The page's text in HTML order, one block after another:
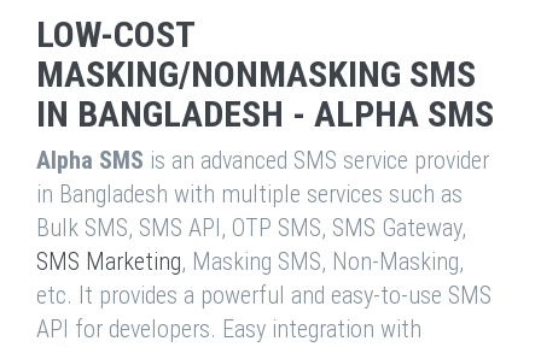
LOW-COST
MASKING/NONMASKING SMS
IN BANGLADESH - ALPHA SMS
Alpha SMS is an advanced SMS service provider
in Bangladesh with multiple services such as
Bulk SMS, SMS API, OTP SMS, SMS Gateway,
SMS Marketing, Masking SMS, Non-Masking,
etc. It provides a powerful and easy-to-use SMS
API for developers. Easy integration with